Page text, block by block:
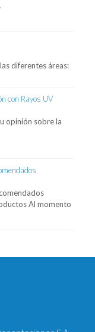
diferentes áreas:
con Rayos UV
opinión sobre la
Al momento